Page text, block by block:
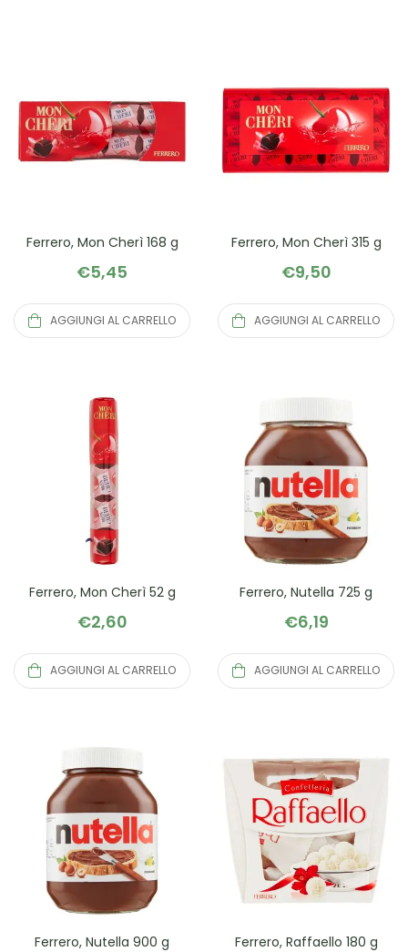
Ferrero, Mon Cherì 168 g
€5,45
AGGIUNGI AL CARRELLO
Ferrero, Mon Cherì 315 g
€9,50
AGGIUNGI AL CARRELLO
Ferrero, Mon Cherì 52 g
€2,60
AGGIUNGI AL CARRELLO
Ferrero, Nutella 725 g
€6,19
AGGIUNGI AL CARRELLO
Ferrero, Nutella 900 g Ferrero, Raffaello 180 g